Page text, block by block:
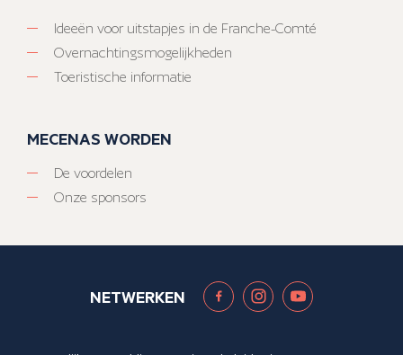
Ideeën voor uitstapjes in de Franche-Comté
Overnachtingsmogelijkheden
Toeristische informatie
MECENAS WORDEN
De voordelen
Onze sponsors
NETWERKEN